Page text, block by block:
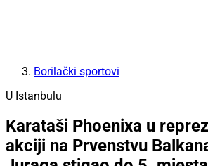
Borilački sportovi
U Istanbulu
Karataši Phoenixa u
akciji na Prvenstvu